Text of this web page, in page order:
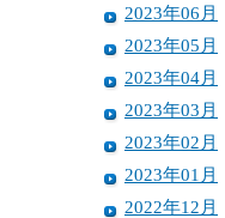
2023年06月
2023年05月
2023年04月
2023年03月
2023年02月
2023年01月
2022年12月